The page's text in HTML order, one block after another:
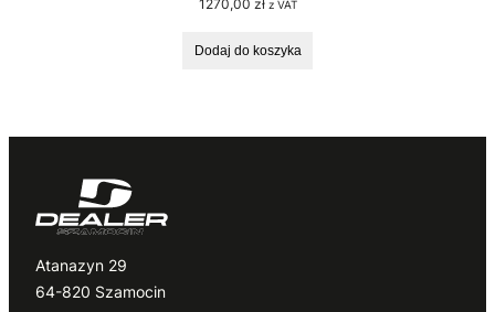
1270,00 zł z VAT
Dodaj do koszyka
Atanazyn 29
64-820 Szamocin